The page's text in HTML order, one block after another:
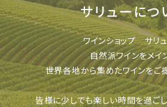
サリューにつ
ワインショップ サリ
自然派ワインをメイ
世界各地から集めたワインをご
皆様に少しでも楽しい時間を過ご